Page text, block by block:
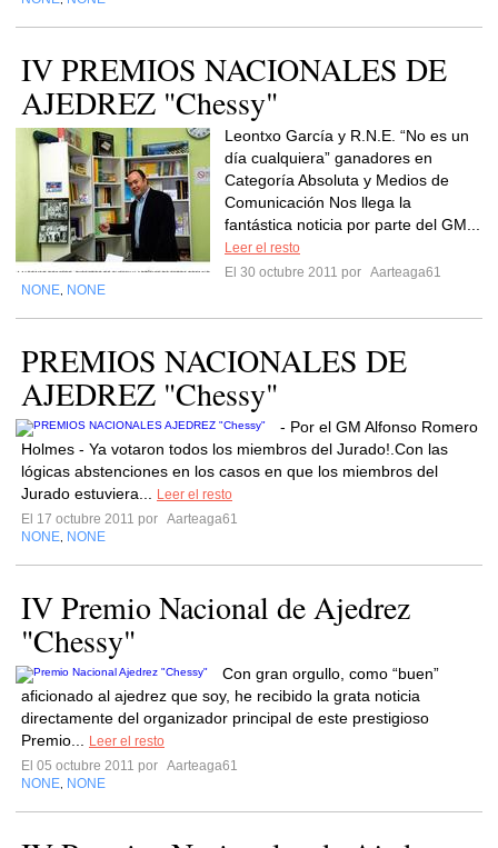
IV PREMIOS NACIONALES DE
AJEDREZ "Chessy"
Leontxo García y R.N.E. “No es un
día cualquiera” ganadores en
Categoría Absoluta y Medios de
Comunicación Nos llega la
fantástica noticia por parte del GM...
Leer el resto
El 30 octubre 2011 por Aarteaga61
NONE NONE
PREMIOS NACIONALES DE
AJEDREZ "Chessy"
- Por el GM Alfonso Romero
Holmes - Ya votaron todos los miembros del Jurado!.Con las
lógicas abstenciones en los casos en que los miembros del
Jurado estuviera...
Leer el resto
El 17 octubre 2011 por Aarteaga61
NONE NONE
IV Premio Nacional de Ajedrez
"Chessy"
Con gran orgullo, como “buen”
aficionado al ajedrez que soy, he recibido la grata noticia
directamente del organizador principal de este prestigioso
Premio...
Leer el resto
El 05 octubre 2011 por Aarteaga61
NONE NONE